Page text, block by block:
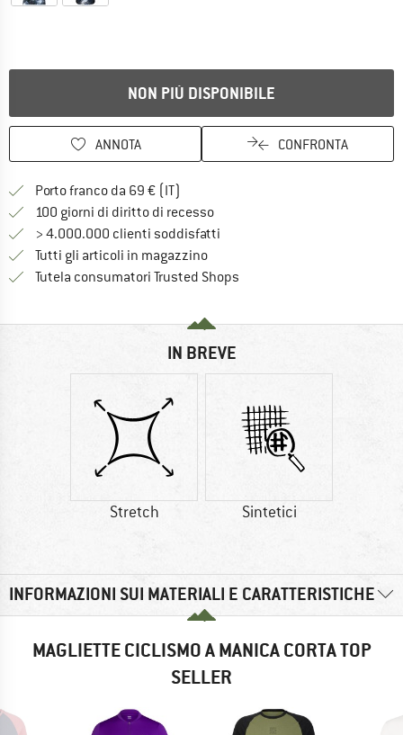
NON PIÙ DISPONIBILE
ANNOTA CONFRONTA
Porto franco da 69 € (IT)
100 giorni di diritto di recessoVai alla politica di recesso qui
> 4.000.000 clienti soddisfatti
Tutti gli articoli in magazzino
Tutela consumatori Trusted Shops
IN BREVE
Stretch Sintetici
INFORMAZIONI SUI MATERIALI E CARATTERISTICHE
MAGLIETTE CICLISMO A MANICA CORTA TOP
SELLER